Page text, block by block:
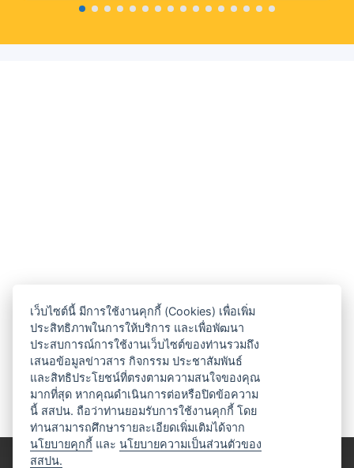
เว็บไซต์นี้ มีการใช้งานคุกกี้ (Cookies) เพื่อเพิ่ม
ประสิทธิภาพในการให้บริการ และเพื่อพัฒนา
ประสบการณ์การใช้งานเว็บไซต์ของท่านรวมถึง
เสนอข้อมูลข่าวสาร กิจกรรม ประชาสัมพันธ์
และสิทธิประโยชน์ที่ตรงตามความสนใจของคุณ
มากที่สุด หากคุณดำเนินการต่อหรือปิดข้อความ
นี้ สสปน. ถือว่าท่านยอมรับการใช้งานคุกกี้ โดย
ท่านสามารถศึกษารายละเอียดเพิ่มเติมได้จาก
นโยบายคุกกี้ และนโยบายความเป็นส่วนตัวของ
สสปน.